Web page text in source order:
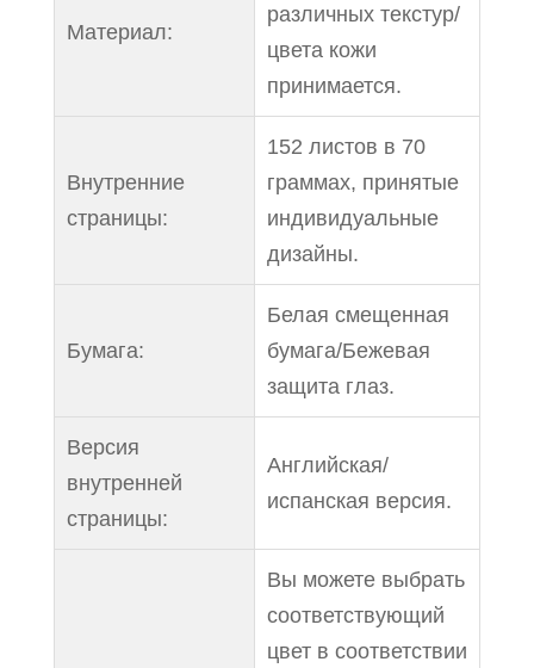
Материал:
различных текстур/
цвета кожи
принимается.
Внутренние
страницы:
152 листов в 70
граммах, принятые
индивидуальные
дизайны.
Бумага:
Белая смещенная
бумага/Бежевая
защита глаз.
Версия
внутренней
страницы:
Английская/
испанская версия.
Вы можете выбрать
соответствующий
цвет в соответствии